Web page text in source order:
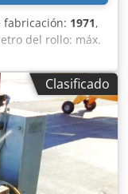
fabricación: 1971,
del rollo: máx.
la banda: máx.
Clasificado